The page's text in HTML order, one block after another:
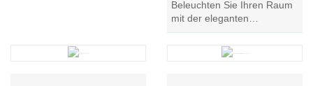
Beleuchten Sie Ihren Raum
mit der eleganten
schwarzen Deckenleuchte
DARIA DWL GU10. Werten
Sie Ihre Einrichtung mit...